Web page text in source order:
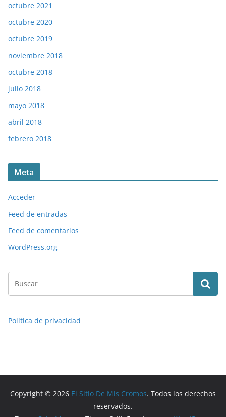
octubre 2021
octubre 2020
octubre 2019
noviembre 2018
octubre 2018
julio 2018
mayo 2018
abril 2018
febrero 2018
Meta
Acceder
Feed de entradas
Feed de comentarios
WordPress.org
Política de privacidad
Copyright © 2026 El Sitio De Mis Cromos. Todos los derechos
reservados.